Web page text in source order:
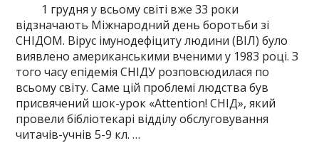
1 грудня у всьому світі вже 33 роки
відзначають Міжнародний день боротьби зі
СНІДОМ. Вірус імунодефіциту людини (ВІЛ) було
виявлено американськими вченими у 1983 році. З
того часу епідемія СНІДУ розповсюдилася по
всьому світу. Саме цій проблемі людства був
присвячений шок-урок «Attention! СНІД», який
провели бібліотекарі відділу обслуговування
читачів-учнів 5-9 кл. …